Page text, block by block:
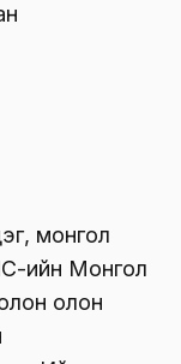
монгол
ийн Монгол
олон